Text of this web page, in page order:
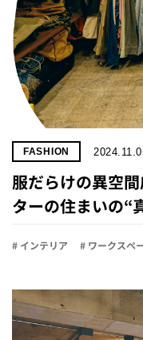
FASHION
服だらけの異空
ターの住まいの“
# インテリア # ワークスペ